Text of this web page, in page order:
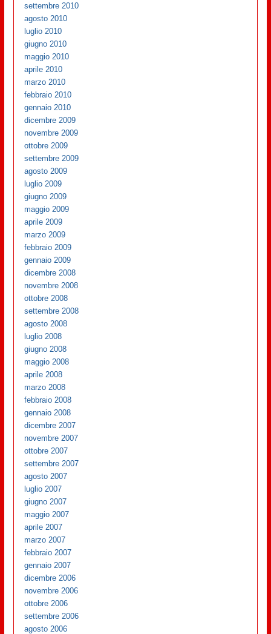
settembre 2010
agosto 2010
luglio 2010
giugno 2010
maggio 2010
aprile 2010
marzo 2010
febbraio 2010
gennaio 2010
dicembre 2009
novembre 2009
ottobre 2009
settembre 2009
agosto 2009
luglio 2009
giugno 2009
maggio 2009
aprile 2009
marzo 2009
febbraio 2009
gennaio 2009
dicembre 2008
novembre 2008
ottobre 2008
settembre 2008
agosto 2008
luglio 2008
giugno 2008
maggio 2008
aprile 2008
marzo 2008
febbraio 2008
gennaio 2008
dicembre 2007
novembre 2007
ottobre 2007
settembre 2007
agosto 2007
luglio 2007
giugno 2007
maggio 2007
aprile 2007
marzo 2007
febbraio 2007
gennaio 2007
dicembre 2006
novembre 2006
ottobre 2006
settembre 2006
agosto 2006